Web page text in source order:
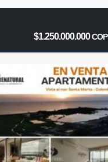
$1.250.000.000COP